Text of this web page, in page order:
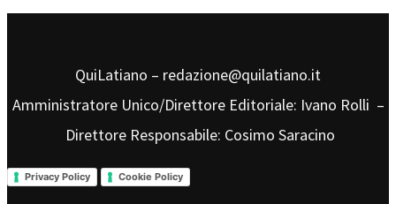
QuiLatiano – redazione@quilatiano.it
Amministratore Unico/Direttore Editoriale: Ivano Rolli –
Direttore Responsabile: Cosimo Saracino
Privacy Policy Cookie Policy